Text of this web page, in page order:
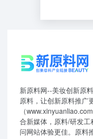
新原料网--美妆创新原
原料，让创新原料推广
（
合新媒体，原料/研发
问网站体验更佳。原料